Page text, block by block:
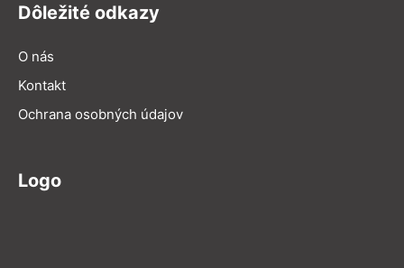
Dôležité odkazy
O nás
Kontakt
Ochrana osobných údajov
Logo